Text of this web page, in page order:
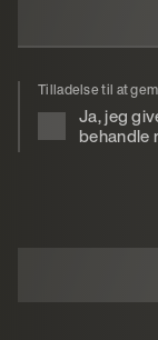
Tilladelse til at
Ja, jeg
behandle